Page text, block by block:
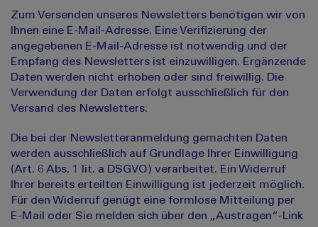
Zum Versenden unseres Newsletters benötigen wir von
Ihnen eine E-Mail-Adresse. Eine Verifizierung der
angegebenen E-Mail-Adresse ist notwendig und der
Empfang des Newsletters ist einzuwilligen. Ergänzende
Daten werden nicht erhoben oder sind freiwillig. Die
Verwendung der Daten erfolgt ausschließlich für den
Versand des Newsletters.
Die bei der Newsletteranmeldung gemachten Daten
werden ausschließlich auf Grundlage Ihrer Einwilligung
(Art. 6 Abs. 1 lit. a DSGVO) verarbeitet. Ein Widerruf
Ihrer bereits erteilten Einwilligung ist jederzeit möglich.
Für den Widerruf genügt eine formlose Mitteilung per
E-Mail oder Sie melden sich über den „Austragen“-Link